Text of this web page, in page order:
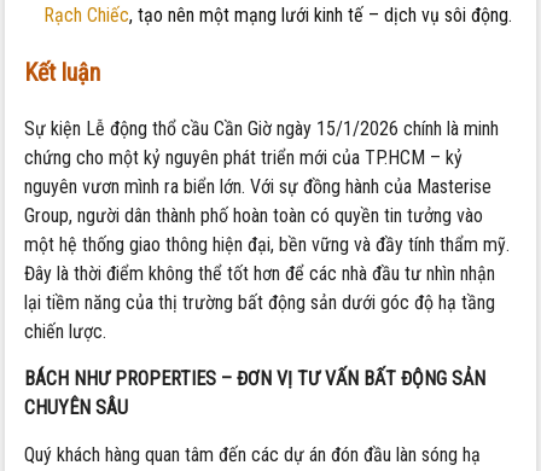
Rạch Chiếc, tạo nên một mạng lưới kinh tế – dịch vụ sôi động.
Kết luận
Sự kiện Lễ động thổ cầu Cần Giờ ngày 15/1/2026 chính là minh
chứng cho một kỷ nguyên phát triển mới của TP.HCM – kỷ
nguyên vươn mình ra biển lớn. Với sự đồng hành của Masterise
Group, người dân thành phố hoàn toàn có quyền tin tưởng vào
một hệ thống giao thông hiện đại, bền vững và đầy tính thẩm mỹ.
Đây là thời điểm không thể tốt hơn để các nhà đầu tư nhìn nhận
lại tiềm năng của thị trường bất động sản dưới góc độ hạ tầng
chiến lược.
BÁCH NHƯ PROPERTIES – ĐƠN VỊ TƯ VẤN BẤT ĐỘNG SẢN
CHUYÊN SÂU
Quý khách hàng quan tâm đến các dự án đón đầu làn sóng hạ